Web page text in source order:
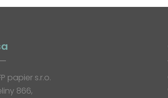
papier s.r.o.
866,